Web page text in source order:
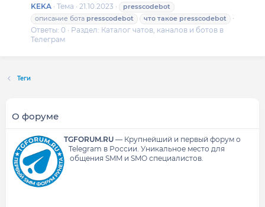
KEKA Тема 21.10.2023
presscodebot
описание бота presscodebot что такое presscodebot
Ответы: 0 Раздел: Каталог чатов, каналов и ботов в
Телеграм
Теги
О форуме
TGFORUM.RU— Крупнейший и первый форум о
Telegram в России. Уникальное место для
общения SMM и SMO специалистов.